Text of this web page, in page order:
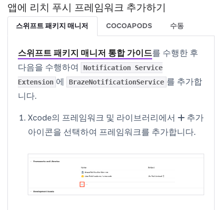
앱에 리치 푸시 프레임워크 추가하기
스위프트 패키지 매니저 COCOAPODS 수동
스위프트 패키지 매니저 통합 가이드를 수행한 후
다음을 수행하여
Notification Service
Extension 에 BrazeNotificationService 를 추가합
니다.
Xcode의 프레임워크 및 라이브러리에서
추가
아이콘을 선택하여 프레임워크를 추가합니다.